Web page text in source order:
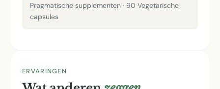
Pragmatische supplementen · 90 Vegetarische
capsules
ERVARINGEN